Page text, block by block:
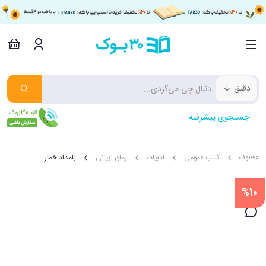
دقیق
جستجوی پیشرفته
30بوک کتاب عمومی ادبیات رمان ایرانی بامداد خمار
%10